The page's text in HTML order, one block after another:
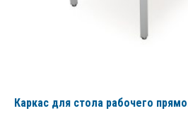
Каркас для стола рабочего